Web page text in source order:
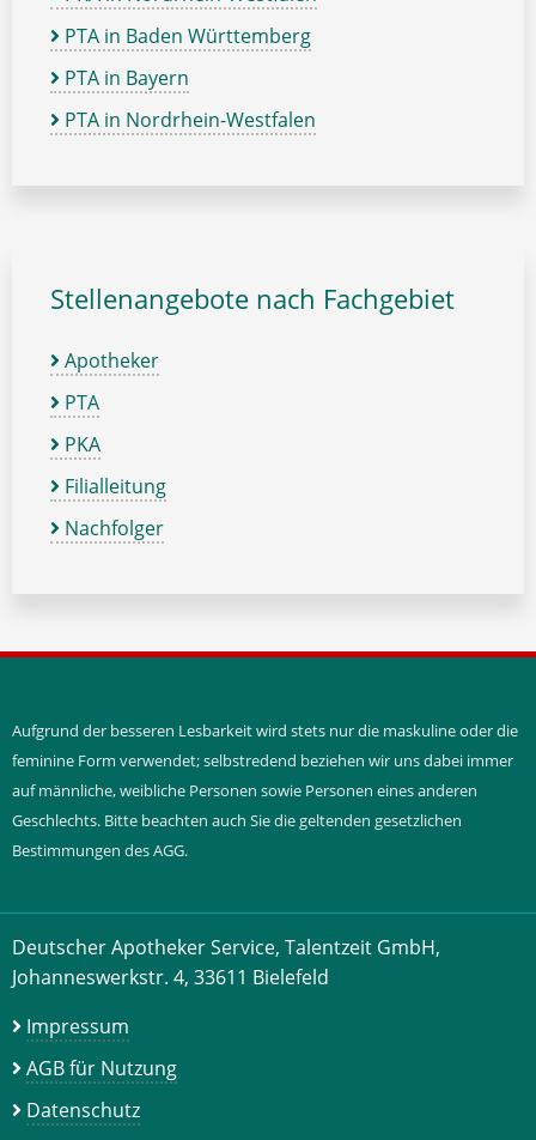
PTA in Baden Württemberg
PTA in Bayern
PTA in Nordrhein-Westfalen
Stellenangebote nach Fachgebiet
Apotheker
PTA
PKA
Filialleitung
Nachfolger
Aufgrund der besseren Lesbarkeit wird stets nur die maskuline oder die
feminine Form verwendet; selbstredend beziehen wir uns dabei immer
auf männliche, weibliche Personen sowie Personen eines anderen
Geschlechts. Bitte beachten auch Sie die geltenden gesetzlichen
Bestimmungen des AGG.
Deutscher Apotheker Service, Talentzeit GmbH,
Johanneswerkstr. 4, 33611 Bielefeld
Impressum
AGB für Nutzung
Datenschutz